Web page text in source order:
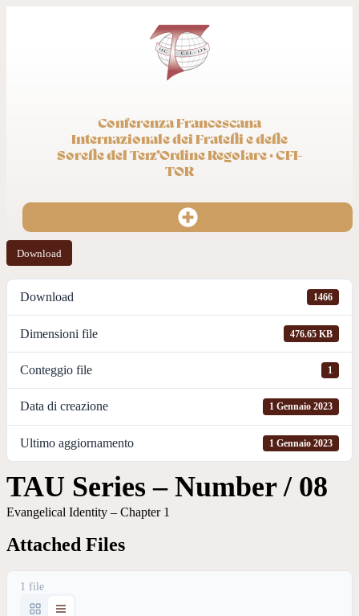
Conferenza Francescana
Internazionale dei Fratelli e delle
Sorelle del Terz’Ordine Regolare · CFI-
TOR
Download
Download 1466
Dimensioni file 476.65 KB
Conteggio file 1
Data di creazione 1 Gennaio 2023
Ultimo aggiornamento 1 Gennaio 2023
TAU Series – Number / 08
Evangelical Identity – Chapter 1
Attached Files
1 file